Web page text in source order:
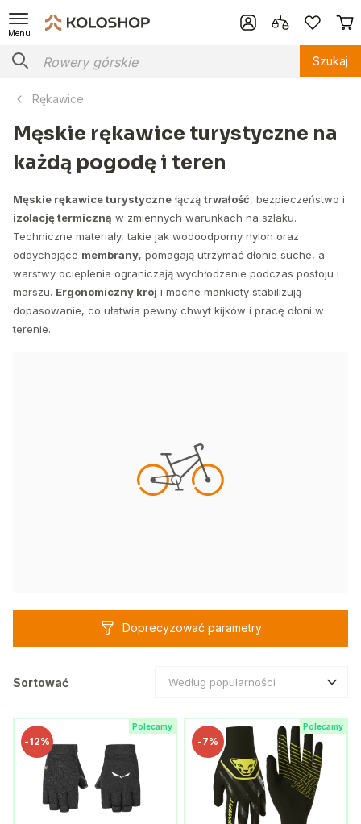
Menu
Szukaj
Rękawice
Męskie rękawice turystyczne na
każdą pogodę i teren
Męskie rękawice turystyczne łączą trwałość, bezpieczeństwo i
izolację termiczną w zmiennych warunkach na szlaku.
Techniczne materiały, takie jak wodoodporny nylon oraz
oddychające membrany, pomagają utrzymać dłonie suche, a
warstwy ocieplenia ograniczają wychłodzenie podczas postoju i
marszu. Ergonomiczny krój i mocne mankiety stabilizują
dopasowanie, co ułatwia pewny chwyt kijków i pracę dłoni w
terenie.
Doprecyzować parametry
Sortować Według popularności
Polecamy
-12%
Polecamy
-7%